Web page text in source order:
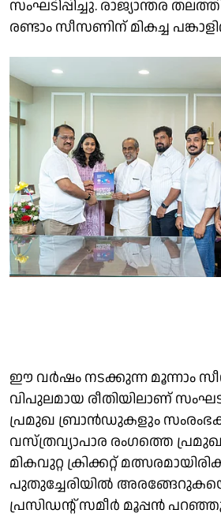
സംഘടിപ്പിച്ചു. രാജ്യാന്തര
രണ്ടാം സീസണിന് മികച്ച
ഈ വർഷം നടക്കുന്ന
വിപുലമായ രീതിയിലാണ്
പ്രമുഖ ബ്രാൻഡുകളും
വസ്ത്രവ്യാപാര രംഗത്തെ
മികവുറ്റ ക്രിക്കറ്റ്
പുതുച്ചേരിയിൽ
പ്രസിഡന്റ് സമീർ മൂപ്പൻ